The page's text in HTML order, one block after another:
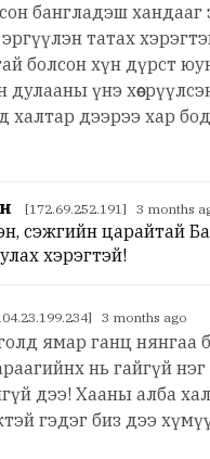
бангладэш хандааг
татах
болсон хүн дүрст
дулааны үнэ
халтар дээрээ хар
[172.69.252.191] 3 months
сэжгийн царайтай
хэрэгтэй!
3 months ago
ямар ганц нянгаа
нь гайгүй нэг
дээ! Хааны алба
гэдэг биз дээ